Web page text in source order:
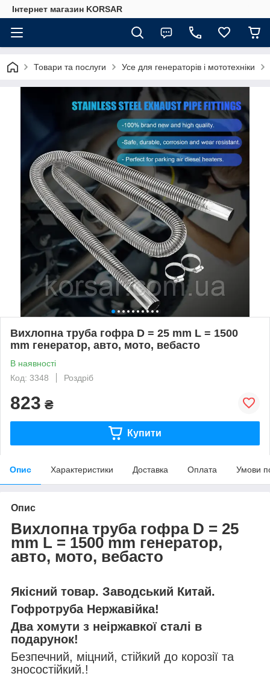
Iнтернет магазин KORSAR
Товари та послуги Усе для генераторів і мототехніки
Вихлопна труба гофра D = 25 mm L = 1500
mm генератор, авто, мото, вебасто
В наявності
Код: 3348
Роздріб
823 ₴
Купити
Опис Характеристики Доставка Оплата Умови
Опис
Вихлопна труба гофра D = 25
mm L = 1500 mm генератор,
авто, мото, вебасто
Якісний товар. Заводський Китай.
Гофротруба Нержавійка!
Два хомути з неіржавкої сталі в
подарунок!
Безпечний, міцний, стійкий до корозії та
зносостійкий.!